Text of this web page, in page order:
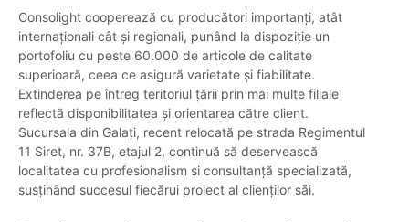
Consolight cooperează cu producători importanți, atât
internaționali cât și regionali, punând la dispoziție un
portofoliu cu peste 60.000 de articole de calitate
superioară, ceea ce asigură varietate și fiabilitate.
Extinderea pe întreg teritoriul țării prin mai multe filiale
reflectă disponibilitatea și orientarea către client.
Sucursala din Galați, recent relocată pe strada Regimentul
11 Siret, nr. 37B, etajul 2, continuă să deservească
localitatea cu profesionalism și consultanță specializată,
susținând succesul fiecărui proiect al clienților săi.